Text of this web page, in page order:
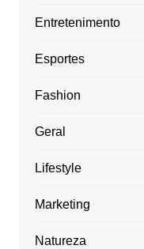
Entretenimento
Esportes
Fashion
Geral
Lifestyle
Marketing
Natureza